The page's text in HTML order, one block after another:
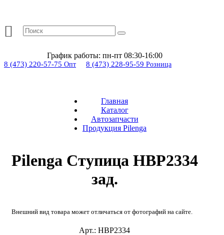
График работы: пн-пт 08:30-16:00
8 (473) 220-57-75 Опт 8 (473) 228-95-59 Розница
Главная
Каталог
Автозапчасти
Продукция Pilenga
Pilenga Ступица HBP2334
зад.
Внешний вид товара может отличаться от фотографий на сайте.
Арт.: HBP2334